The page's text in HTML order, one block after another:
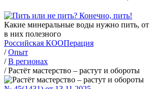
Какие минеральные воды нужно пить,
в них полезного
Российская КООПерация
/ Опыт
/ В регионах
/ Растёт мастерство – растут и обороты